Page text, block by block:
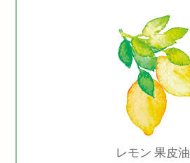
レモン 果皮油